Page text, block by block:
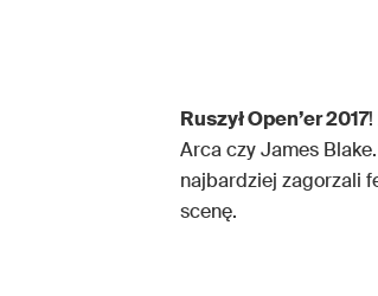
Ruszył Open’er 2017!
Arca czy James
najbardziej zagorzali
scenę.